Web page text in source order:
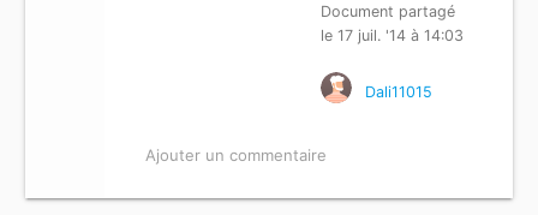
Document partagé
le 17 juil. '14 à 14:03
Dali11015
Ajouter un commentaire